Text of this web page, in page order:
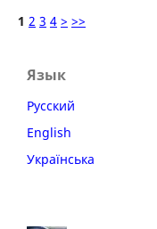
1 2 3 4 > >>
Язык
Русский
English
Українська